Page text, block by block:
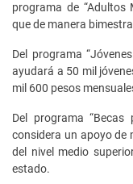
programa de “Adultos
que de manera
Del programa
ayudará a 50 mil
mil 600 pesos
Del programa “Becas
considera un apoyo de
del nivel medio
estado.